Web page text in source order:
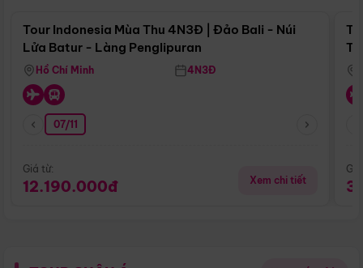
Tour Indonesia Mùa Thu 4N3Đ | Đảo Bali - Núi
Lửa Batur - Làng Penglipuran
Hồ Chí Minh 4N3Đ
07/11
Giá từ:
12.190.000đ Xem chi tiết